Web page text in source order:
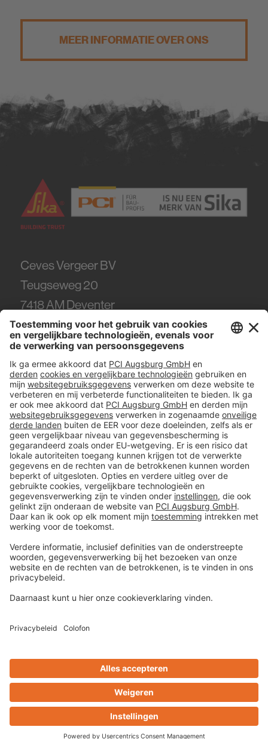
MEER INFORMATIE OVER ONS
Ceves Vergeer BV
Teugseweg 20
7418AM Deventer
Tel. 0570 - 50 38 30
#PCI
Colofon
Algemene verkoop- en
leveringsvoorwaarden
Disclaimer
Privacy-Portal
Design & Code ❤zwetschke
Contact